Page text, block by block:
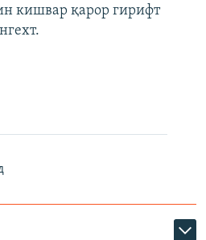
1080p
кишвар қарор гирифт